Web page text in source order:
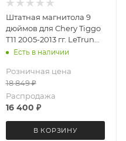
Штатная магнитола 9
дюймов для Chery Tiggo
T11 2005-2013 гг. LeTrun
3990-6494 Android 12
Есть в наличии
Розничная цена
18 849₽
Распродажа
16 400 ₽
В КОРЗИНУ